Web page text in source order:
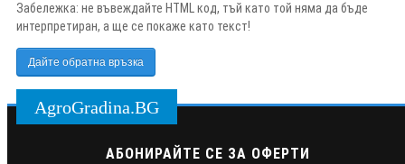
Забележка: не въвеждайте HTML код, тъй като той няма да бъде
интерпретиран, а ще се покаже като текст!
Дайте обратна връзка
AgroGradina.BG
АБОНИРАЙТЕ СЕ ЗА ОФЕРТИ